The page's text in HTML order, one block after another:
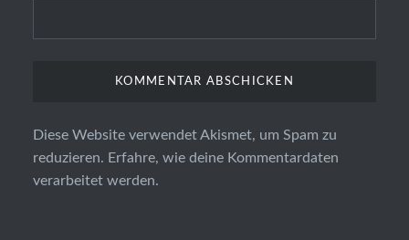
Diese Website verwendet Akismet, um Spam zu
reduzieren. Erfahre, wie deine Kommentardaten
verarbeitet werden.